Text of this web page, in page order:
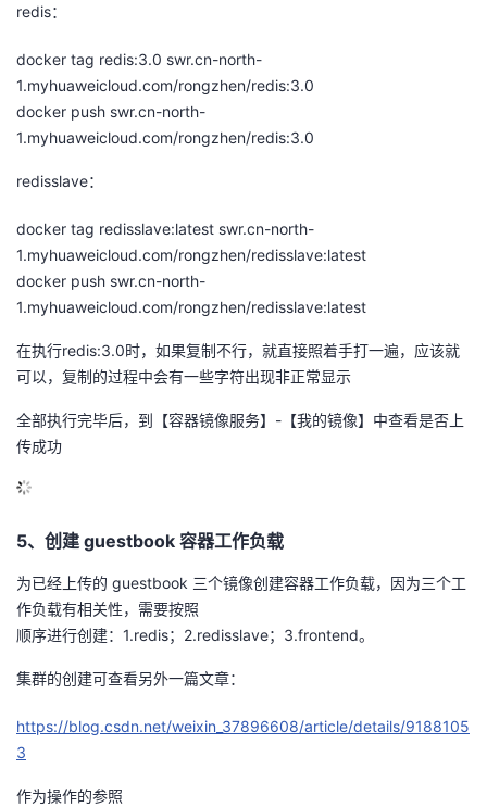
redis：
docker tag redis:3.0 swr.cn-north-
1.myhuaweicloud.com/rongzhen/redis:3.0
docker push swr.cn-north-
1.myhuaweicloud.com/rongzhen/redis:3.0
redisslave：
docker tag redisslave:latest swr.cn-north-
1.myhuaweicloud.com/rongzhen/redisslave:latest
docker push swr.cn-north-
1.myhuaweicloud.com/rongzhen/redisslave:latest
在执行redis:3.0时，如果复制不行，就直接照着手打一遍，应该就
可以，复制的过程中会有一些字符出现非正常显示
全部执行完毕后，到【容器镜像服务】-【我的镜像】中查看是否上
传成功
5、创建 guestbook 容器工作负载
为已经上传的 guestbook 三个镜像创建容器工作负载，因为三个工
作负载有相关性，需要按照
顺序进行创建：1.redis；2.redisslave；3.frontend。
集群的创建可查看另外一篇文章：
https://blog.csdn.net/weixin_37896608/article/details/9188105
3
作为操作的参照